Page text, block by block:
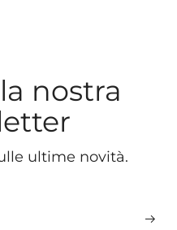
nostra
ultime novità.